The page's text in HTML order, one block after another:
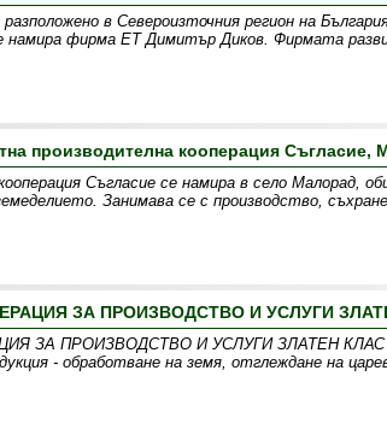
в Североизточния регион на
намира фирма ЕТ Димитър Диков. Фирмата
производителна кооперация Съгласие,
Съгласие се намира в село Малорад,
Занимава се с производство,
ЗА ПРОИЗВОДСТВО И УСЛУГИ
ЗА ПРОИЗВОДСТВО И УСЛУГИ ЗЛАТЕН КЛАС -
- обработване на земя, отглеждане на